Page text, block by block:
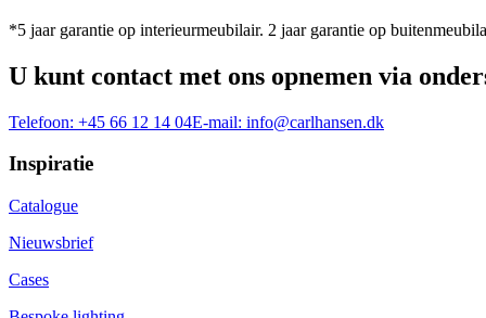
*5 jaar garantie op interieurmeubilair. 2 jaar garantie op
U kunt contact met ons opnemen via
Telefoon: +45 66 12 14 04E-mail: info@carlhansen.dk
Inspiratie
Catalogue
Nieuwsbrief
Cases